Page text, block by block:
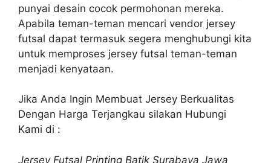
punyai desain cocok permohonan mereka.
Apabila teman-teman mencari vendor jersey
futsal dapat termasuk segera menghubungi kita
untuk memproses jersey futsal teman-teman
menjadi kenyataan.
Jika Anda Ingin Membuat Jersey Berkualitas
Dengan Harga Terjangkau silakan Hubungi
Kami di :
Jersey Futsal Printing Batik Surabaya Jawa